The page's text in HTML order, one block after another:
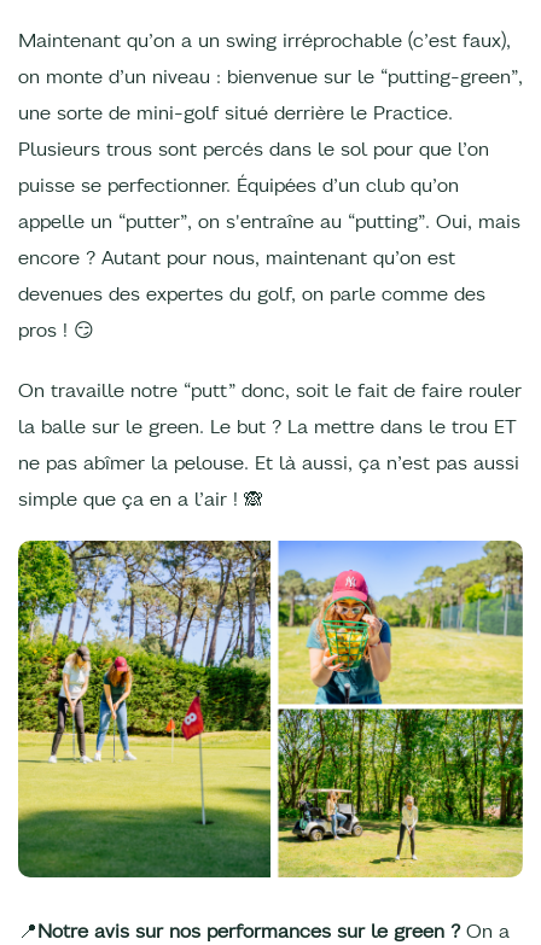
Maintenant qu’on a un swing irréprochable (c’est faux),
on monte d’un niveau : bienvenue sur le “putting-green”,
une sorte de mini-golf situé derrière le Practice.
Plusieurs trous sont percés dans le sol pour que l’on
puisse se perfectionner. Équipées d’un club qu’on
appelle un “putter”, on s'entraîne au “putting”. Oui, mais
encore ? Autant pour nous, maintenant qu’on est
devenues des expertes du golf, on parle comme des
pros ! 😏
On travaille notre “putt” donc, soit le fait de faire rouler
la balle sur le green. Le but ? La mettre dans le trou ET
ne pas abîmer la pelouse. Et là aussi, ça n’est pas aussi
simple que ça en a l’air ! 🙈
📍Notre avis sur nos performances sur le green ?On a